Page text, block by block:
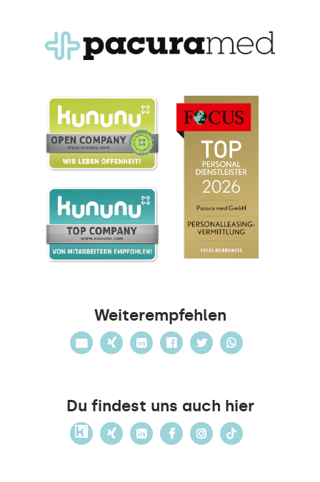
Weiterempfehlen
Du findest uns auch hier